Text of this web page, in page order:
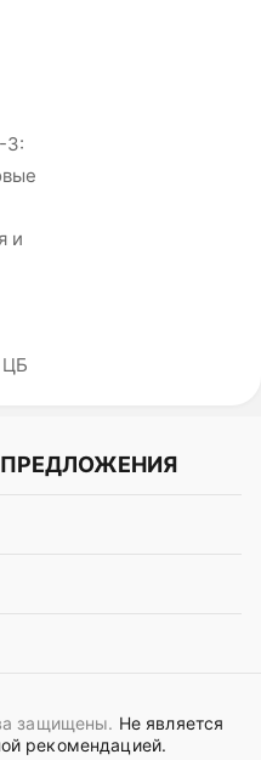
3:
и
ЦБ
защищены. Не является
рекомендацией.